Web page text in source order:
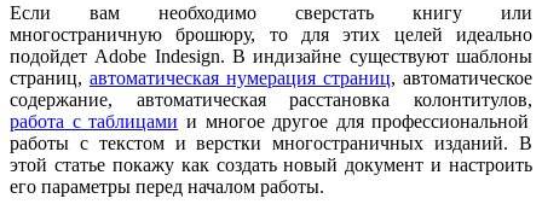
Если вам необходимо сверстать книгу или
многостраничную брошюру, то для этих целей идеально
подойдет Adobe Indesign. В индизайне существуют шаблоны
страниц, автоматическая нумерация страниц, автоматическое
содержание, автоматическая расстановка колонтитулов,
работа с таблицами и многое другое для профессиональной
работы с текстом и верстки многостраничных изданий. В
этой статье покажу как создать новый документ и настроить
его параметры перед началом работы.